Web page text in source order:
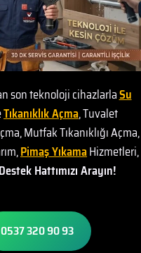
son teknoloji cihazlarlaSu
Tıkanıklık Açma, Tuvalet
Mutfak Tıkanıklığı Açma,
Pimaş YıkamaHizmetleri,
Hattımızı Arayın!
0537 320 90 93